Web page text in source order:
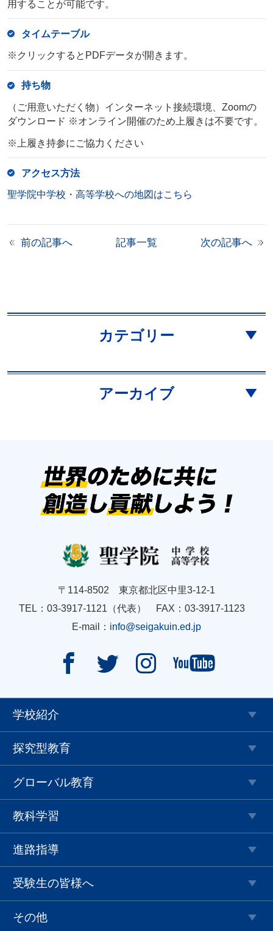
用することが可能です。
タイムテーブル
※クリックするとPDFデータが開きます。
持ち物
（ご用意いただく物）インターネット接続環境、Zoomの
ダウンロード ※オンライン開催のため上履きは不要です。
※上履き持参にご協力ください
アクセス方法
聖学院中学校・高等学校への地図はこちら
前の記事へ 記事一覧 次の記事へ
カテゴリー
アーカイブ
〒114-8502 東京都北区中里3-12-1
TEL：03-3917-1121（代表） FAX：03-3917-1123
E-mail： info@seigakuin.ed.jp
   
学校紹介
探究型教育
グローバル教育
教科学習
進路指導
受験生の皆様へ
その他